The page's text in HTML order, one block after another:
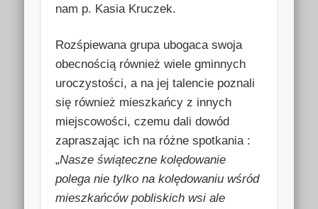
nam p. Kasia Kruczek.
Rozśpiewana grupa ubogaca swoja
obecnością również wiele gminnych
uroczystości, a na jej talencie poznali
się również mieszkańcy z innych
miejscowości, czemu dali dowód
zapraszając ich na różne spotkania :
„Nasze świąteczne kolędowanie
polega nie tylko na kolędowaniu wśród
mieszkańców pobliskich wsi ale